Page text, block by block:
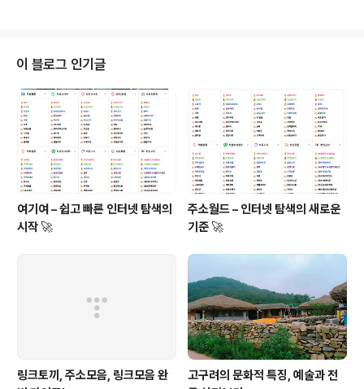
강화에 미친 영향은 단순히 군사적 승리에 그치지 않고, 신
라의 정치적 안정과 국제적 위상을 높이는 데 결정적인 역
할을 했습니다. 신라 외교 전략의 초기 필요성신라 왕권 강
화에 있어 외교 전략의 중요성은 외부의 위협과 내부의 정
치적 불안정 속에서 더욱 두드러졌습니다. 초기 신라는 고
구려와 백제라는 두 강력한 국가에 둘러..
이 블로그 인기글
여기여 – 쉽고 빠른 인터넷 탐색의
시작 🚀
주소월드 – 인터넷 탐색의 새로운
기준 🚀
링크토끼, 주소모음, 링크모음 완
고구려의 문화적 특징, 예술과 전